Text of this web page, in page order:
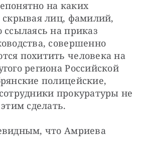
на каких
скрывая лиц, фамилий,
на приказ
совершенно
похитить человека на
региона Российской
полицейские,
прокуратуры не
сделать.
что Амриева